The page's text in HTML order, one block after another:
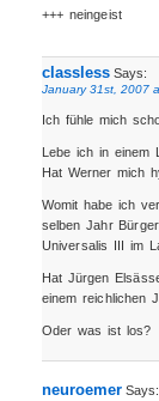
+++ neingeist
classlessSays:
January 31st, 2007
Ich fühle mich
Lebe ich in
Hat Werner mich
Womit habe ich
selben Jahr
Universalis III im
Hat Jürgen
einem reichlichen
Oder was ist los?
neuroemerSays: